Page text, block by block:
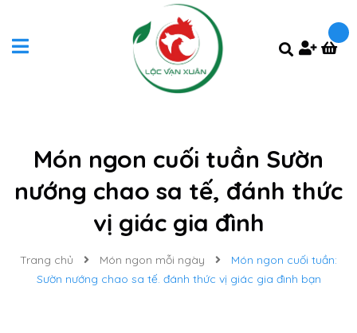
Món ngon cuối tuần Sườn
nướng chao sa tế, đánh thức
vị giác gia đình
Trang chủ Món ngon mỗi ngày
Món ngon cuối tuần:
Sườn nướng chao sa tế. đánh thức vị giác gia đình bạn